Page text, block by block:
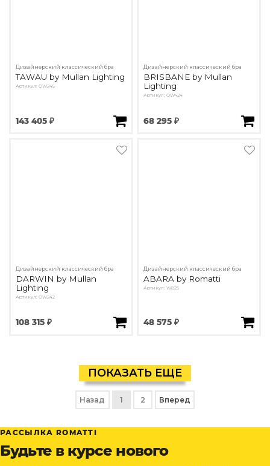
Дизайнерский классический бра
TAWAU by Mullan Lighting
Артикул: OW245
143 405 ₽
Дизайнерский классический бра
BRISBANE by Mullan
Lighting
Артикул: OW424
68 295 ₽
Дизайнерский классический бра
DARWIN by Mullan
Lighting
Артикул: OW242
108 315 ₽
Дизайнерский классический бра
ABARA by Romatti
Артикул: W825
48 575 ₽
ПОКАЗАТЬ ЕЩЕ
Назад 1 2 Вперед
РАССЫЛКА ROMATTI
Будьте в курсе нового